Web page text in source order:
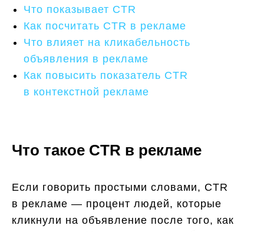
Что показывает CTR
Как посчитать CTR в рекламе
Что влияет на кликабельность
объявления в рекламе
Как повысить показатель CTR
в контекстной рекламе
Что такое CTR в рекламе
Если говорить простыми словами, CTR
в рекламе — процент людей, которые
кликнули на объявление после того, как